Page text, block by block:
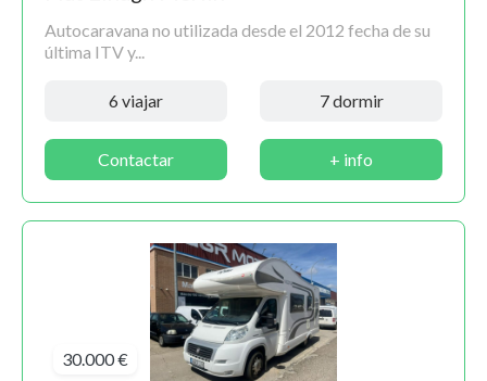
Autocaravana no utilizada desde el 2012 fecha de su
última ITV y...
6 viajar 7 dormir
Contactar + info
30.000 €